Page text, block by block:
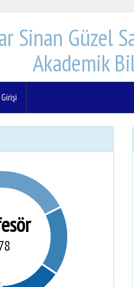
Sinan Güzel
Akademik